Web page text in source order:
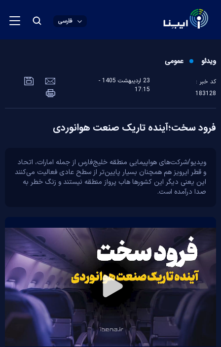
فارسی
ویدئو عمومی
کد خبر :
183128
23 ارديبهشت 1405 -
17:15
فرود سخت؛آینده تاریک صنعت هوانوردی
ویدیو/شرکت‌های هواپیمایی منطقه خلیج‌فارس از جمله امارات، اتحاد
و قطر ایرویز هم همچنان بسیار پایین‌تر از سطح عادی فعالیت می‌کنند
این یعنی دیگر این کشور‌ها هاب پرواز منطقه نیستند و زنگ خطر به
صدا درآمده است.
Play
Video